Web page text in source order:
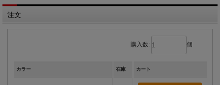
注文
購入数: 個
カラー 在庫 カート